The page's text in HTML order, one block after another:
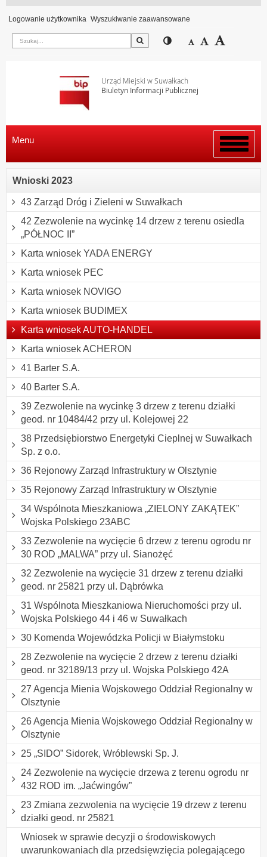
Logowanie użytkownika Wyszukiwanie zaawansowane
Szukaj Przełącz pomiędzy
Zmniejsz
Domyślny
Urząd Miejski w Suwałkach
Biuletyn Informacji Publicznej
Włącz
menu
Menu
Wnioski 2023
43 Zarząd Dróg i Zieleni w Suwałkach
42 Zezwolenie na wycinkę 14 drzew z terenu osiedla
„PÓŁNOC II”
Karta wniosek YADA ENERGY
Karta wniosek PEC
Karta wniosek NOVIGO
Karta wniosek BUDIMEX
Karta wniosek AUTO-HANDEL
Karta wniosek ACHERON
41 Barter S.A.
40 Barter S.A.
39 Zezwolenie na wycinkę 3 drzew z terenu działki
geod. nr 10484/42 przy ul. Kolejowej 22
38 Przedsiębiorstwo Energetyki Cieplnej w Suwałkach
Sp. z o.o.
36 Rejonowy Zarząd Infrastruktury w Olsztynie
35 Rejonowy Zarząd Infrastruktury w Olsztynie
34 Wspólnota Mieszkaniowa „ZIELONY ZAKĄTEK”
Wojska Polskiego 23ABC
33 Zezwolenie na wycięcie 6 drzew z terenu ogrodu nr
30 ROD „MALWA” przy ul. Sianożęć
32 Zezwolenie na wycięcie 31 drzew z terenu działki
geod. nr 25821 przy ul. Dąbrówka
31 Wspólnota Mieszkaniowa Nieruchomości przy ul.
Wojska Polskiego 44 i 46 w Suwałkach
30 Komenda Wojewódzka Policji w Białymstoku
28 Zezwolenie na wycięcie 2 drzew z terenu działki
geod. nr 32189/13 przy ul. Wojska Polskiego 42A
27 Agencja Mienia Wojskowego Oddział Regionalny w
Olsztynie
26 Agencja Mienia Wojskowego Oddział Regionalny w
Olsztynie
25 „SIDO” Sidorek, Wróblewski Sp. J.
24 Zezwolenie na wycięcie drzewa z terenu ogrodu nr
432 ROD im. „Jaćwingów”
23 Zmiana zezwolenia na wycięcie 19 drzew z terenu
działki geod. nr 25821
Wniosek w sprawie decyzji o środowiskowych
uwarunkowaniach dla przedsięwzięcia polegającego